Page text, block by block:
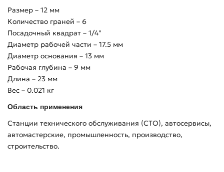
Размер – 12 мм
Количество граней – 6
Посадочный квадрат – 1/4"
Диаметр рабочей части – 17.5 мм
Диаметр основания – 13 мм
Рабочая глубина – 9 мм
Длина – 23 мм
Вес – 0.021 кг
Область применения
Станции технического обслуживания (СТО), автосервисы,
автомастерские, промышленность, производство,
строительство.